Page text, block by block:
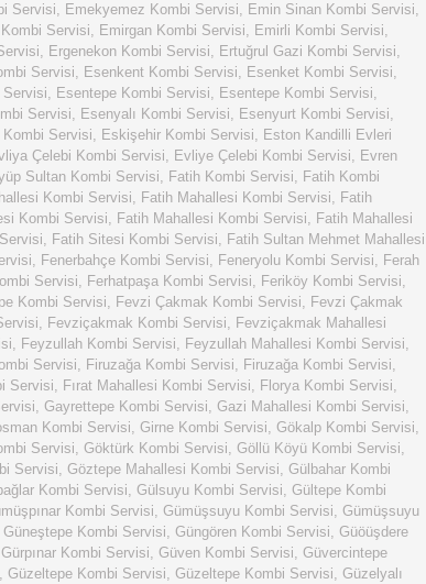
Servisi, Emekyemez Kombi Servisi, Emin Sinan Kombi Servisi,
Servisi, Emirgan Kombi Servisi, Emirli Kombi Servisi,
, Ergenekon Kombi Servisi, Ertuğrul Gazi Kombi Servisi,
Servisi, Esenkent Kombi Servisi, Esenket Kombi Servisi,
Servisi, Esentepe Kombi Servisi, Esentepe Kombi Servisi,
Servisi, Esenyalı Kombi Servisi, Esenyurt Kombi Servisi,
Servisi, Eskişehir Kombi Servisi, Eston Kandilli Evleri
Çelebi Kombi Servisi, Evliye Çelebi Kombi Servisi, Evren
Sultan Kombi Servisi, Fatih Kombi Servisi, Fatih Kombi
Kombi Servisi, Fatih Mahallesi Kombi Servisi, Fatih
Kombi Servisi, Fatih Mahallesi Kombi Servisi, Fatih Mahallesi
, Fatih Sitesi Kombi Servisi, Fatih Sultan Mehmet Mahallesi
, Fenerbahçe Kombi Servisi, Feneryolu Kombi Servisi, Ferah
Servisi, Ferhatpaşa Kombi Servisi, Feriköy Kombi Servisi,
Kombi Servisi, Fevzi Çakmak Kombi Servisi, Fevzi Çakmak
, Fevziçakmak Kombi Servisi, Fevziçakmak Mahallesi
, Feyzullah Kombi Servisi, Feyzullah Mahallesi Kombi Servisi,
Servisi, Firuzağa Kombi Servisi, Firuzağa Kombi Servisi,
Servisi, Fırat Mahallesi Kombi Servisi, Florya Kombi Servisi,
, Gayrettepe Kombi Servisi, Gazi Mahallesi Kombi Servisi,
Kombi Servisi, Girne Kombi Servisi, Gökalp Kombi Servisi,
Servisi, Göktürk Kombi Servisi, Göllü Köyü Kombi Servisi,
Servisi, Göztepe Mahallesi Kombi Servisi, Gülbahar Kombi
Kombi Servisi, Gülsuyu Kombi Servisi, Gültepe Kombi
Kombi Servisi, Gümüşsuyu Kombi Servisi, Gümüşsuyu
Güneştepe Kombi Servisi, Güngören Kombi Servisi, Güöüşdere
Gürpınar Kombi Servisi, Güven Kombi Servisi, Güvercintepe
, Güzeltepe Kombi Servisi, Güzeltepe Kombi Servisi, Güzelyalı